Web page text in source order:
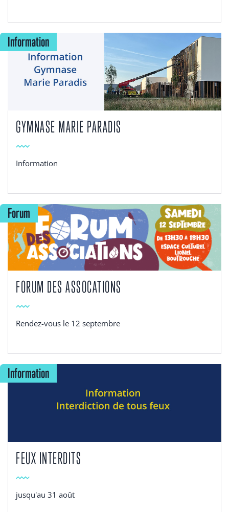
Information
GYMNASE MARIE PARADIS
Information
Forum
FORUM DES ASSOCATIONS
Rendez-vous le 12 septembre
Information
FEUX INTERDITS
jusqu'au 31 août